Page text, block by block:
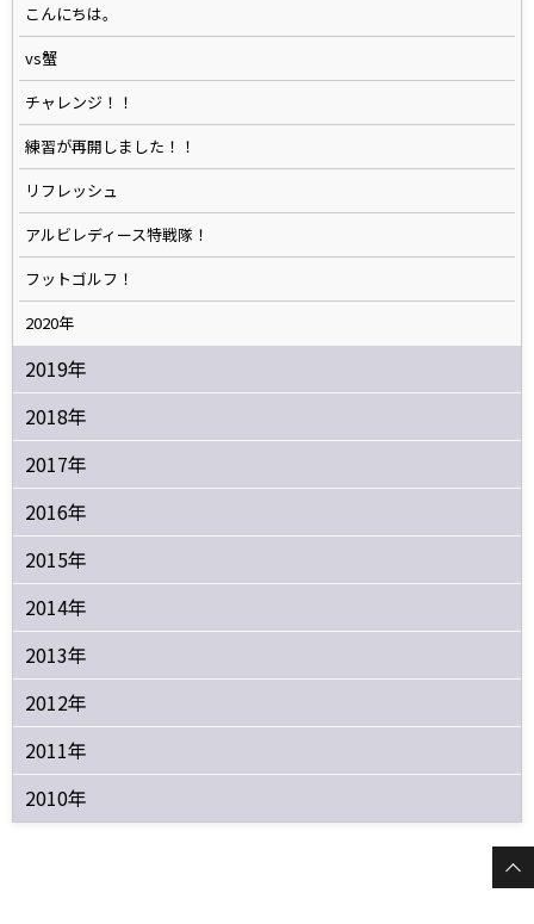
こんにちは。
vs蟹
チャレンジ！！
練習が再開しました！！
リフレッシュ
アルビレディース特戦隊！
フットゴルフ！
2020年
2019年
2018年
2017年
2016年
2015年
2014年
2013年
2012年
2011年
2010年